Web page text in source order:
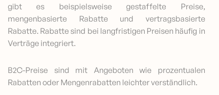
gibt es beispielsweise gestaffelte Preise,
mengenbasierte Rabatte und vertragsbasierte
Rabatte. Rabatte sind bei langfristigen Preisen häufig in
Verträge integriert.
B2C-Preise sind mit Angeboten wie prozentualen
Rabatten oder Mengenrabatten leichter verständlich.